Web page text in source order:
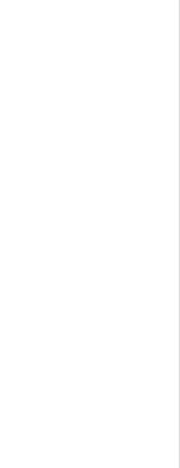
郎